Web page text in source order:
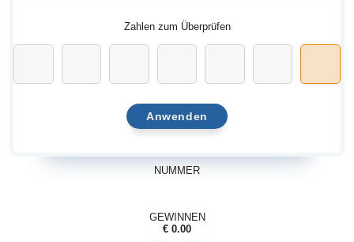
Zahlen zum Überprüfen
Anwenden
NUMMER
GEWINNEN
€ 0.00